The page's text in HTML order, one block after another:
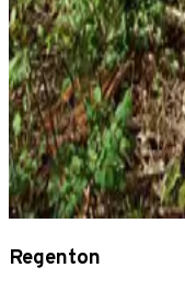
Regenton